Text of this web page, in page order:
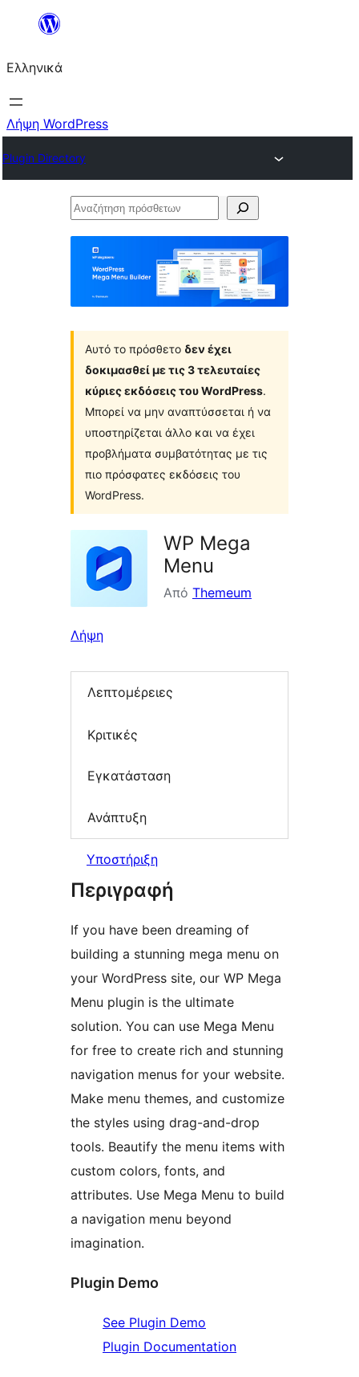
Μετάβαση
περιεχόμενο
Ελληνικά
Λήψη WordPress
Plugin Directory
Αναζήτηση
Αυτό το πρόσθετο δεν έχει
δοκιμασθεί με τις 3 τελευταίες
κύριες εκδόσεις του WordPress.
Μπορεί να μην αναπτύσσεται ή να
υποστηρίζεται άλλο και να έχει
προβλήματα συμβατότητας με τις
πιο πρόσφατες εκδόσεις του
WordPress.
WP Mega
Menu
Από Themeum
Λήψη
Λεπτομέρειες
Κριτικές
Εγκατάσταση
Ανάπτυξη
Υποστήριξη
Περιγραφή
If you have been dreaming of
building a stunning mega menu on
your WordPress site, our WP Mega
Menu plugin is the ultimate
solution. You can use Mega Menu
for free to create rich and stunning
navigation menus for your website.
Make menu themes, and customize
the styles using drag-and-drop
tools. Beautify the menu items with
custom colors, fonts, and
attributes. Use Mega Menu to build
a navigation menu beyond
imagination.
Plugin Demo
See Plugin Demo
Plugin Documentation